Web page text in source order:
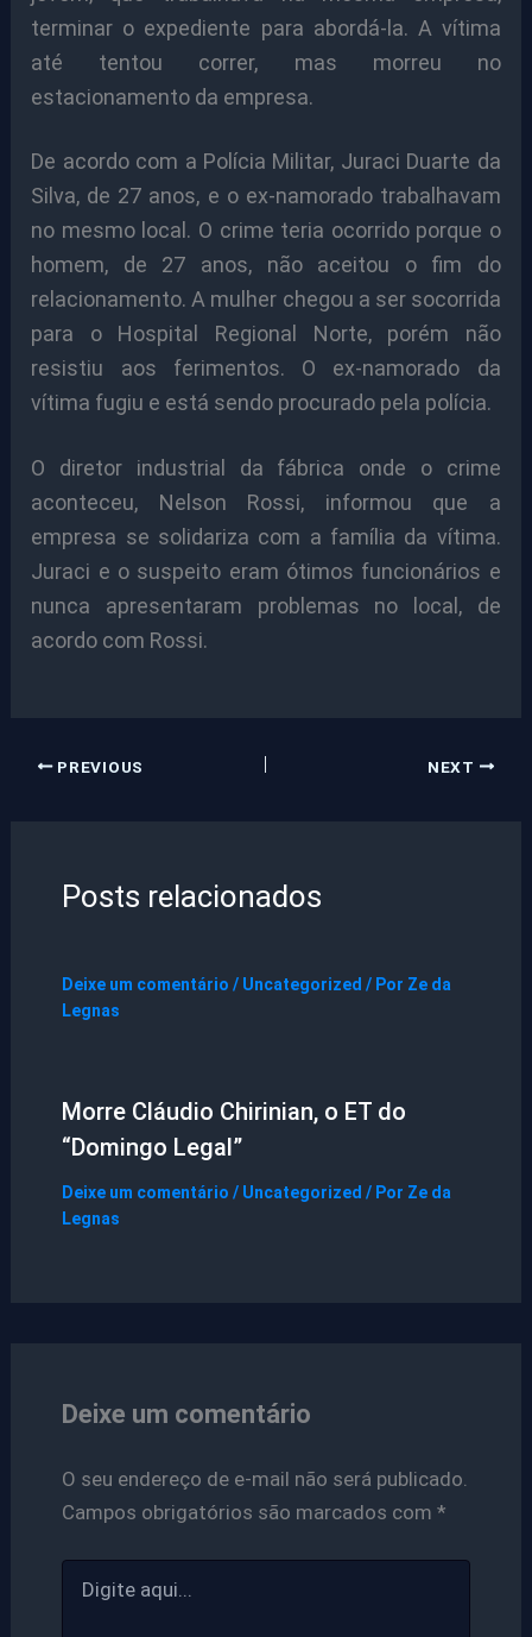
terminar o expediente para abordá-la. A vítima
até tentou correr, mas morreu no
estacionamento da empresa.
De acordo com a Polícia Militar, Juraci Duarte da
Silva, de 27 anos, e o ex-namorado trabalhavam
no mesmo local. O crime teria ocorrido porque o
homem, de 27 anos, não aceitou o fim do
relacionamento. A mulher chegou a ser socorrida
para o Hospital Regional Norte, porém não
resistiu aos ferimentos. O ex-namorado da
vítima fugiu e está sendo procurado pela polícia.
O diretor industrial da fábrica onde o crime
aconteceu, Nelson Rossi, informou que a
empresa se solidariza com a família da vítima.
Juraci e o suspeito eram ótimos funcionários e
nunca apresentaram problemas no local, de
acordo com Rossi.
PREVIOUS NEXT
Posts relacionados
Deixe um comentário / Uncategorized / Por Ze da
Legnas
Morre Cláudio Chirinian, o ET do
“Domingo Legal”
Deixe um comentário / Uncategorized / Por Ze da
Legnas
Deixe um comentário
O seu endereço de e-mail não será publicado.
Campos obrigatórios são marcados com *
aqui...